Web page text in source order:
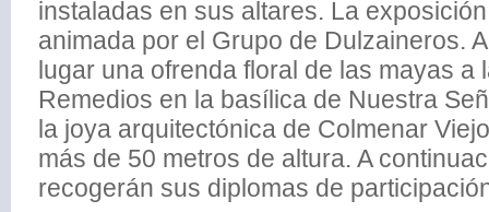
instaladas en sus altares. La
animada por el Grupo de Dulzaineros.
lugar una ofrenda floral de las mayas a
Remedios en la basílica de Nuestra
la joya arquitectónica de Colmenar
más de 50 metros de altura. A
recogerán sus diplomas de